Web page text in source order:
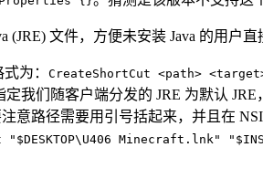
文件，方便未安装 Java 的用户直
为： CreateShortCut <path>
们随客户端分发的 JRE 为默认 JRE
意路径需要用引号括起来，并且在
"$DESKTOP\U406 Minecraft.lnk"